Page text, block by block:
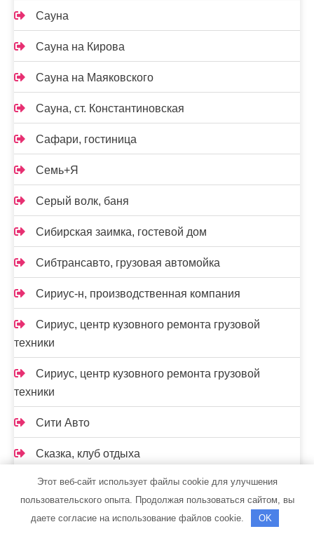
Сауна
Сауна на Кирова
Сауна на Маяковского
Сауна, ст. Константиновская
Сафари, гостиница
Семь+Я
Серый волк, баня
Сибирская заимка, гостевой дом
Сибтрансавто, грузовая автомойка
Сириус-н, производственная компания
Сириус, центр кузовного ремонта грузовой
техники
Сириус, центр кузовного ремонта грузовой
техники
Сити Авто
Сказка, клуб отдыха
Скиф, автомойка
Скиф, автомойка
Этот веб-сайт использует файлы cookie для улучшения
пользовательского опыта. Продолжая пользоваться сайтом, вы
даете согласие на использование файлов cookie.
OK